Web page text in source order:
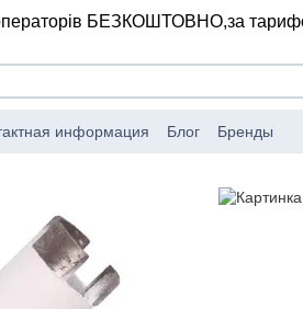
операторів БЕЗКОШТОВНО,за
информация Блог Бренды